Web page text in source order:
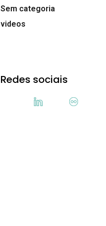
Sem categoria
videos
Redes sociais